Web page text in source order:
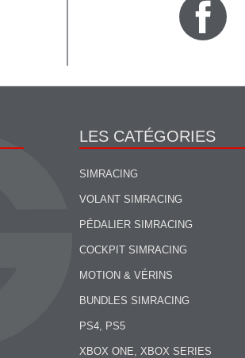
LES CATÉGORIES
SIMRACING
VOLANT SIMRACING
PÉDALIER SIMRACING
COCKPIT SIMRACING
MOTION & VÉRINS
BUNDLES SIMRACING
PS4, PS5
XBOX ONE, XBOX SERIES